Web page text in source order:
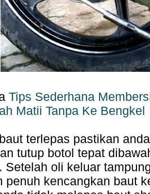
Tips Sederhana
Matii Tanpa Ke Bengkel
terlepas pastikan
tutup botol tepat
Setelah oli keluar
penuh kencangkan baut